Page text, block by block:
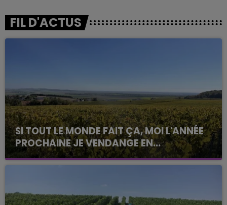
FIL D'ACTUS
SI TOUT LE MONDE FAIT ÇA, MOI L'ANNÉE
PROCHAINE JE VENDANGE EN...
La vendange en Champagne a débuté ce jeudi 6
août dans la commune de Montgueux (Aube). Du